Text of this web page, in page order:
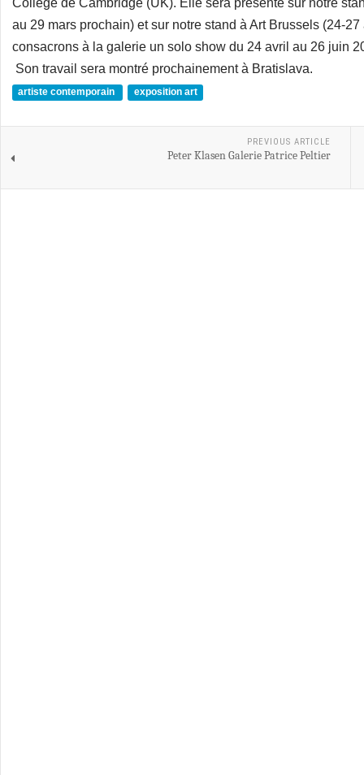
College de Cambridge (UK). Elle sera présente sur notre
au 29 mars prochain) et sur notre stand à Art Brussels (24-
consacrons à la galerie un solo show du 24 avril au 26 juin
Son travail sera montré prochainement à Bratislava.
artiste contemporain exposition art
PREVIOUS ARTICLE
Peter Klasen Galerie Patrice Peltier